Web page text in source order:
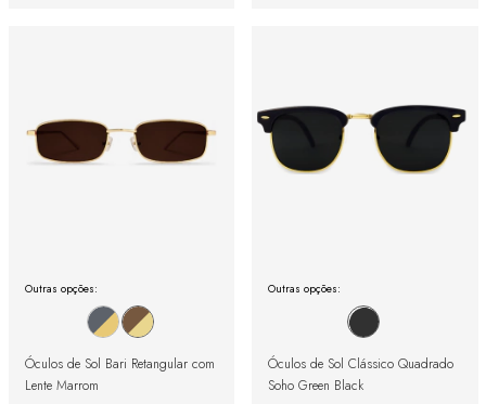
Outras opções:
Óculos de Sol Bari Retangular com
Lente Marrom
Outras opções:
Óculos de Sol Clássico Quadrado
Soho Green Black